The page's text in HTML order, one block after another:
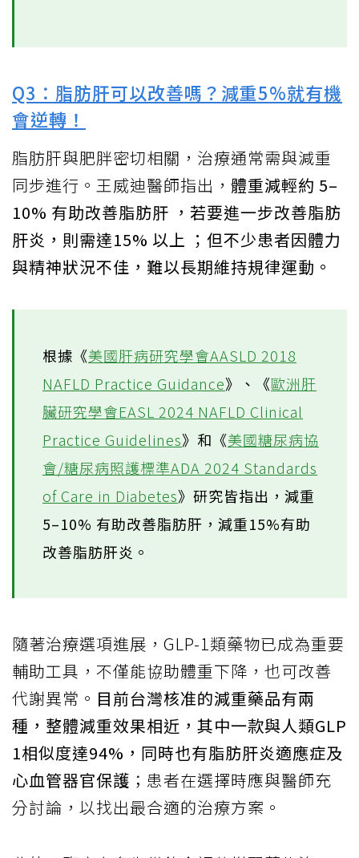
Q3：脂肪肝可以改善嗎？減重5%就有機
會逆轉！
脂肪肝與肥胖密切相關，治療通常需與減重
同步進行。王威迪醫師指出， 體重減輕約 5–
10% 有助改善脂肪肝 ，若要進一步改善脂肪
肝炎，則需達15% 以上 ；但不少患者因體力
與精神狀況不佳，難以長期維持規律運動。
根據《美國肝病研究學會AASLD 2018
NAFLD Practice Guidance》、《歐洲肝
臟研究學會EASL 2024 NAFLD Clinical
Practice Guidelines》和《美國糖尿病協
會/糖尿病照護標準ADA 2024 Standards
of Care in Diabetes》研究皆指出，減重
5–10% 有助改善脂肪肝，減重15%有助
改善脂肪肝炎。
隨著治療選項進展，GLP-1類藥物已成為重要
輔助工具，不僅能協助體重下降，也可改善
代謝異常。 目前台灣核准的減重藥品有兩
種，整體減重效果相近，其中一款與人類GLP
1相似度達94%，同時也有脂肪肝炎適應症及
心血管器官保護 ；患者在選擇時應與醫師充
分討論，以找出最合適的治療方案。